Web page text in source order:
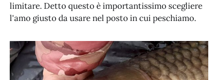
limitare. Detto questo è importantissimo scegliere
l'amo giusto da usare nel posto in cui peschiamo.